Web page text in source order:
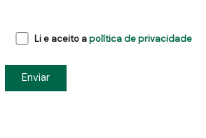
Li e aceito apolítica de privacidade